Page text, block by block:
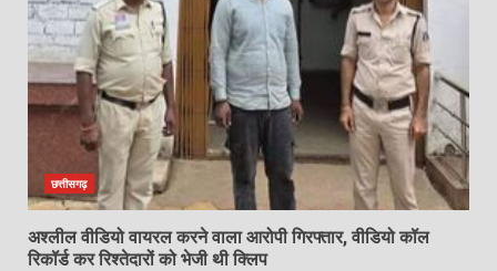
छत्तीसगढ़
अश्लील वीडियो वायरल करने वाला आरोपी गिरफ्तार, वीडियो कॉल
रिकॉर्ड कर रिश्तेदारों को भेजी थी क्लिप